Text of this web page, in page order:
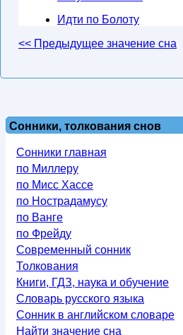
Идти по Болоту
<< Предыдущее значение сна
Сонники, толкования снов
Сонники главная
по Миллеру
по Мисс Хассе
по Нострадамусу
по Ванге
по Фрейду
Современный сонник
Толкования
Книги, ГДЗ, наука и обучение
Словарь русского языка
Сонник в английском словаре
Найти значение сна